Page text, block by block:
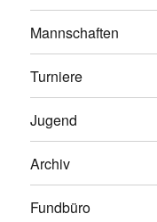
Mannschaften
Turniere
Jugend
Archiv
Fundbüro